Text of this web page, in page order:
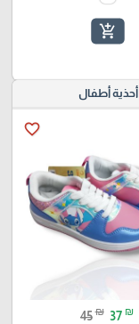
add_shopping_cart
أحذية أطفال
favorite_border
45 ₪ 37 ₪